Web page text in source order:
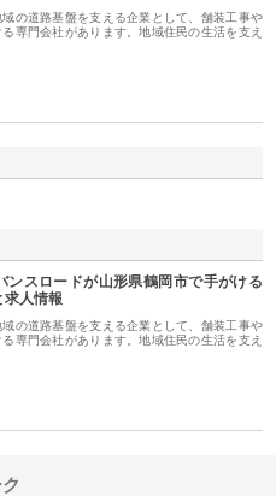
の道路基盤を支える企業として、舗装工事や
専門会社があります。地域住民の生活を支え
ンスロードが山形県鶴岡市で手がける
求人情報
の道路基盤を支える企業として、舗装工事や
専門会社があります。地域住民の生活を支え